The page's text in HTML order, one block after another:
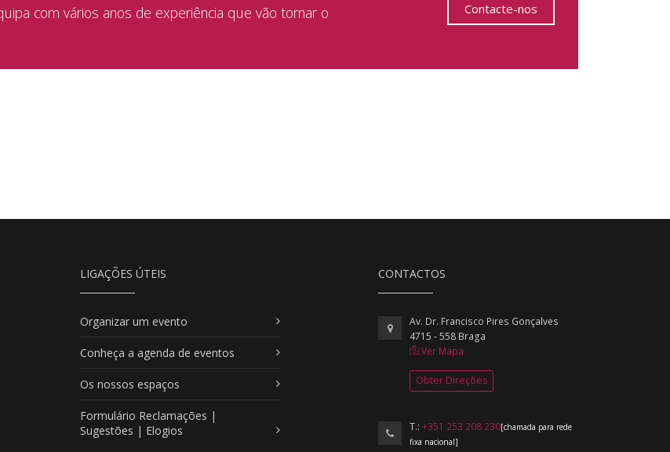
com vários anos de experiência que vão tornar o
Contacte-nos
LIGAÇÕES ÚTEIS
Organizar um evento
Conheça a agenda de eventos
Os nossos espaços
Formulário Reclamações |
Sugestões | Elogios
CONTACTOS
Av. Dr. Francisco Pires Gonçalves
4715 - 558 Braga
Ver Mapa
Obter Direções
T.: +351 253 208 230[chamada para rede
fixa nacional]